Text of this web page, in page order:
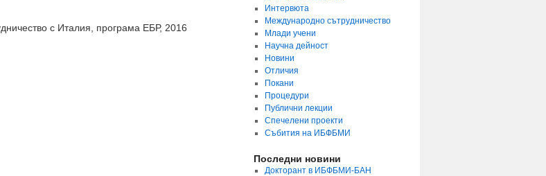
с Италия, програма ЕБР, 2016
Интервюта
Международно сътрудничество
Млади учени
Научна дейност
Новини
Отличия
Покани
Процедури
Публични лекции
Спечелени проекти
Събития на ИБФБМИ
Последни новини
Докторант в ИБФБМИ-БАН